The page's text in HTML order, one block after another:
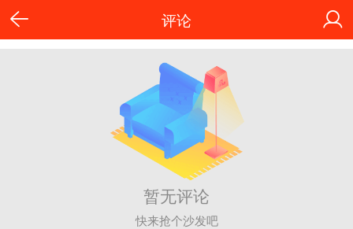
评论
暂无评论
快来抢个沙发吧